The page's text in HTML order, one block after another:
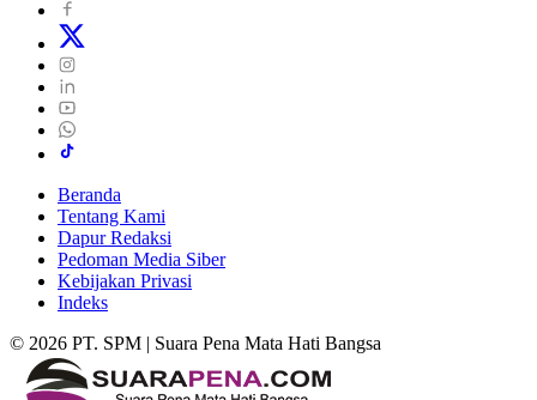
Beranda
Tentang Kami
Dapur Redaksi
Pedoman Media Siber
Kebijakan Privasi
Indeks
© 2026 PT. SPM | Suara Pena Mata Hati Bangsa